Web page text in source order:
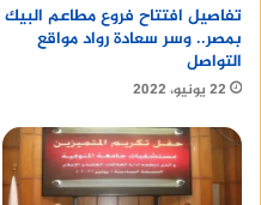
تفاصيل افتتاح فروع مطاعم البيك
بمصر.. وسر سعادة رواد مواقع
التواصل
22 يونيو، 2022